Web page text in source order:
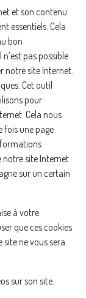
et son contenu.
essentiels. Cela
bon
pas possible
notre site Internet.
Cet outil
pour
Cela nous
une page
site Internet
sur un certain
à votre
que ces cookies
site ne vous sera
sur son site.